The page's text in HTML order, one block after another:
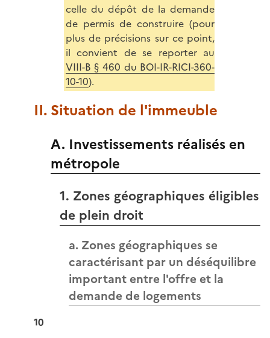
celle du dépôt de la demande
de permis de construire (pour
plus de précisions sur ce point,
il convient de se reporter au
VIII-B § 460 du BOI-IR-RICI-360-
10-10).
II. Situation de l'immeuble
A. Investissements réalisés en
métropole
1. Zones géographiques éligibles
de plein droit
a. Zones géographiques se
caractérisant par un déséquilibre
important entre l'offre et la
demande de logements
10